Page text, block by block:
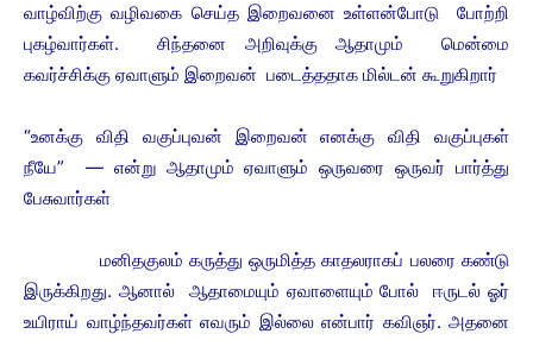
வாழ்விற்கு வழிவகை செய்த இறைவனை உள்ளன்போடு போற்றி
புகழ்வார்கள். சிந்தனை அறிவுக்கு ஆதாமும் மென்மை
கவர்ச்சிக்கு ஏவாளும் இறைவன் படைத்ததாக மில்டன் கூறுகிறார்
“உனக்கு விதி வகுப்புவன் இறைவன் எனக்கு விதி வகுப்புகள்
நீயே” — என்று ஆதாமும் ஏவாளும் ஒருவரை ஒருவர் பார்த்து
பேசுவார்கள்
மனிதகுலம் கருத்து ஒருமித்த காதலராகப் பலரை கண்டு
இருக்கிறது. ஆனால் ஆதாமையும் ஏவாளையும் போல் ஈருடல் ஓர்
உயிராய் வாழ்ந்தவர்கள் எவரும் இல்லை என்பார் கவிஞர். அதனை